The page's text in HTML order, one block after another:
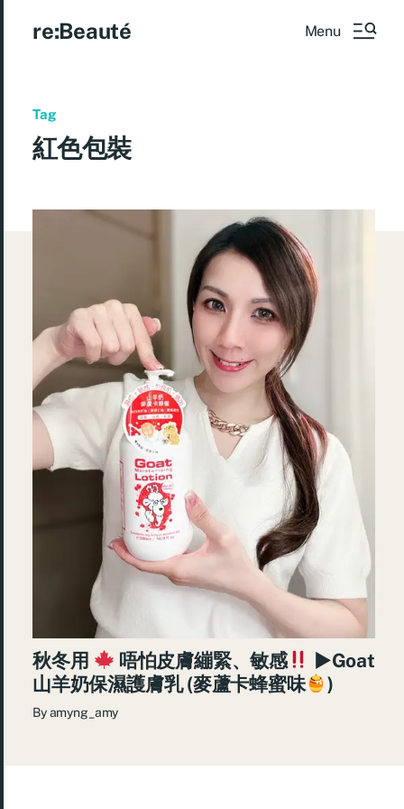
re:Beauté Menu
Tag
紅色包裝
秋冬用 唔怕皮膚繃緊、敏感
►Goat
山羊奶保濕護膚乳 (麥蘆卡蜂蜜味
)
Byamyng_amy